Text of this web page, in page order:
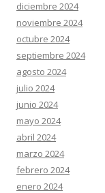
diciembre 2024
noviembre 2024
octubre 2024
septiembre 2024
agosto 2024
julio 2024
junio 2024
mayo 2024
abril 2024
marzo 2024
febrero 2024
enero 2024